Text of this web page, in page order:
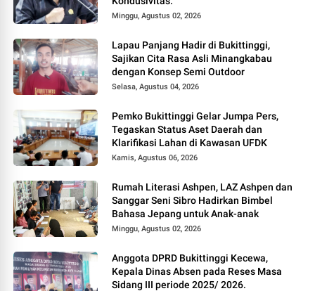
Minggu, Agustus 02, 2026
Lapau Panjang Hadir di Bukittinggi,
Sajikan Cita Rasa Asli Minangkabau
dengan Konsep Semi Outdoor
Selasa, Agustus 04, 2026
Pemko Bukittinggi Gelar Jumpa Pers,
Tegaskan Status Aset Daerah dan
Klarifikasi Lahan di Kawasan UFDK
Kamis, Agustus 06, 2026
Rumah Literasi Ashpen, LAZ Ashpen dan
Sanggar Seni Sibro Hadirkan Bimbel
Bahasa Jepang untuk Anak-anak
Minggu, Agustus 02, 2026
Anggota DPRD Bukittinggi Kecewa,
Kepala Dinas Absen pada Reses Masa
Sidang III periode 2025/ 2026.